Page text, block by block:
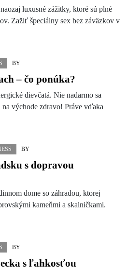
luxusné zážitky, ktoré sú plné
Zažiť špeciálny sex bez záväzkov v
BY
– čo ponúka?
dievčatá. Nie nadarmo sa
východe zdravo! Práve vďaka
BY
s dopravou
dome so záhradou, ktorej
kameňmi a skalničkami.
BY
s ľahkosťou